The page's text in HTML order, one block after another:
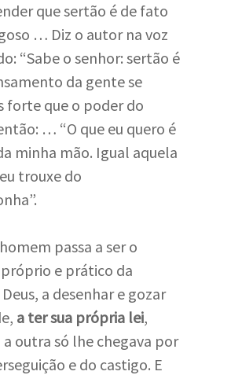
que sertão é de fato
… Diz o autor na voz
“Sabe o senhor: sertão é
da gente se
forte que o poder do
… “O que eu quero é
minha mão. Igual aquela
trouxe do
passa a ser o
e prático da
a desenhar e gozar
a ter sua própria lei,
outra só lhe chegava por
e do castigo. E